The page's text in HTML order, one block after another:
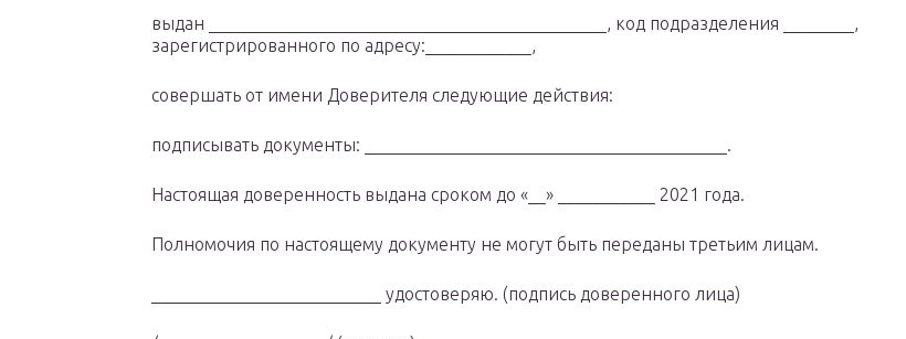
выдан _____________________________________________, код подразделения ________,
зарегистрированного по адресу:____________,
совершать от имени Доверителя следующие действия:
подписывать документы: _________________________________________.
Настоящая доверенность выдана сроком до «__» ___________ 2021 года.
Полномочия по настоящему документу не могут быть переданы третьим лицам.
__________________________ удостоверяю. (подпись доверенного лица)